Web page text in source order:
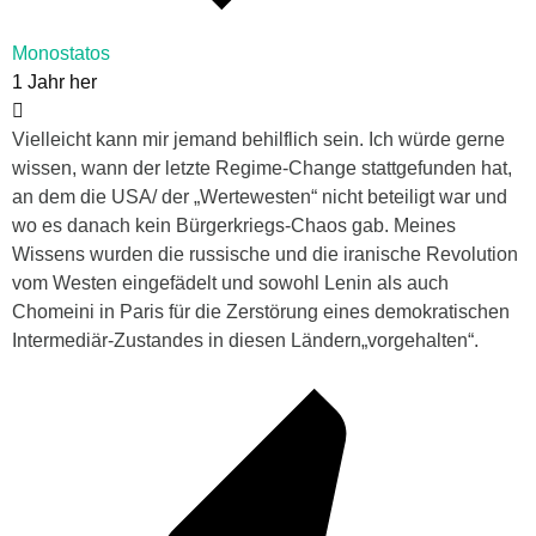
Monostatos
1 Jahr her
Vielleicht kann mir jemand behilflich sein. Ich würde gerne
wissen, wann der letzte Regime-Change stattgefunden hat,
an dem die USA/ der „Wertewesten“ nicht beteiligt war und
wo es danach kein Bürgerkriegs-Chaos gab. Meines
Wissens wurden die russische und die iranische Revolution
vom Westen eingefädelt und sowohl Lenin als auch
Chomeini in Paris für die Zerstörung eines demokratischen
Intermediär-Zustandes in diesen Ländern„vorgehalten“.